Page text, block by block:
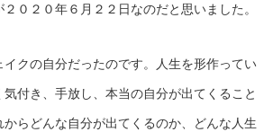
０２０年６月２２日なのだと思いました。
イクの自分だったのです。人生を形作ってい
付き、手放し、本当の自分が出てくること
らどんな自分が出てくるのか、どんな人生